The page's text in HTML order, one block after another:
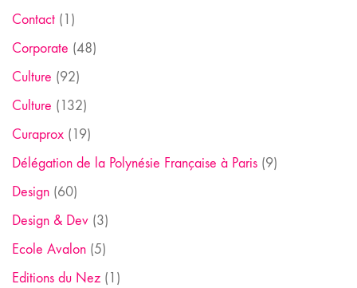
Contact (1)
Corporate (48)
Culture (92)
Culture (132)
Curaprox (19)
Délégation de la Polynésie Française à Paris (9)
Design (60)
Design & Dev (3)
Ecole Avalon (5)
Editions du Nez (1)